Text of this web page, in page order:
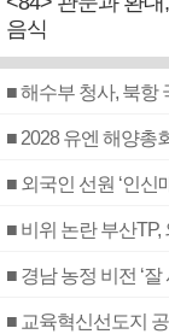
음식
■ 해수부 청사, 북항
■ 2028 유엔 해양총
■ 외국인 선원 ‘인
■ 비위 논란 부산TP,
■ 경남 농정 비전 ‘
■ 교육혁신선도지